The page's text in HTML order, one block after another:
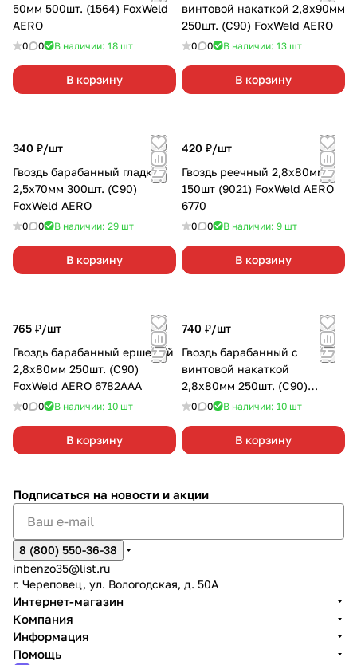
50мм 500шт. (1564) FoxWeld
AERO
0 0 В наличии: 18 шт
В корзину
винтовой накаткой 2,8х90мм
250шт. (C90) FoxWeld AERO
0 0 В наличии: 13 шт
В корзину
340 ₽/шт
Гвоздь барабанный гладкий
2,5х70мм 300шт. (C90)
FoxWeld AERO
0 0 В наличии: 29 шт
В корзину
420 ₽/шт
Гвоздь реечный 2,8х80мм
150шт (9021) FoxWeld AERO
6770
0 0 В наличии: 9 шт
В корзину
765 ₽/шт
Гвоздь барабанный ершеный
2,8х80мм 250шт. (C90)
FoxWeld AERO 6782ААА
0 0 В наличии: 10 шт
В корзину
740 ₽/шт
Гвоздь барабанный с
винтовой накаткой
2,8х80мм 250шт. (C90)
FoxWeld AERO 6782А
0 0 В наличии: 10 шт
В корзину
Подписаться на новости и акции
8 (800) 550-36-38
inbenzo35@list.ru
г. Череповец, ул. Вологодская, д. 50А
Интернет-магазин
Компания
Информация
Помощь